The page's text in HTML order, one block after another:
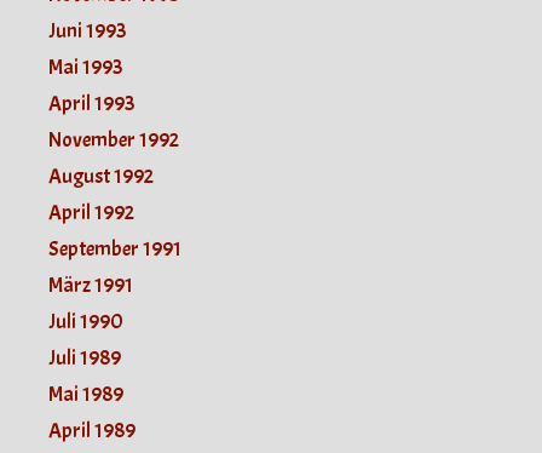
Juni 1993
Mai 1993
April 1993
November 1992
August 1992
April 1992
September 1991
März 1991
Juli 1990
Juli 1989
Mai 1989
April 1989